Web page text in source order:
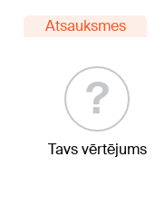
Atsauksmes
?
Tavs vērtējums